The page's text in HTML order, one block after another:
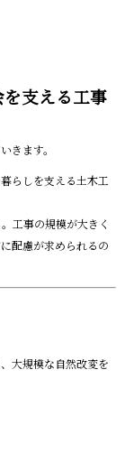
支える工事
きます。
らしを支える土木工
工事の規模が大きく
配慮が求められるの
大規模な自然改変を